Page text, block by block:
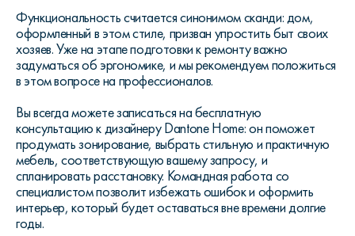
Функциональность считается синонимом сканди: дом,
оформленный в этом стиле, призван упростить быт своих
хозяев. Уже на этапе подготовки к ремонту важно
задуматься об эргономике, и мы рекомендуем положиться
в этом вопросе на профессионалов.
Вы всегда можете записаться на бесплатную
консультацию к дизайнеру Dantone Home: он поможет
продумать зонирование, выбрать стильную и практичную
мебель, соответствующую вашему запросу, и
спланировать расстановку. Командная работа со
специалистом позволит избежать ошибок и оформить
интерьер, который будет оставаться вне времени долгие
годы.